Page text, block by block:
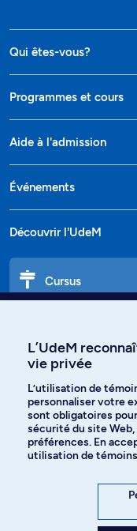
Qui êtes-vous?
Programmes et cours
Aide à l'admission
Événements
Découvrir l'UdeM
Cursus
Langues
Facebook
L’UdeM
vie privée
L’utilisation de
personnaliser votre
sont obligatoires
sécurité du site Web,
préférences. En
utilisation de